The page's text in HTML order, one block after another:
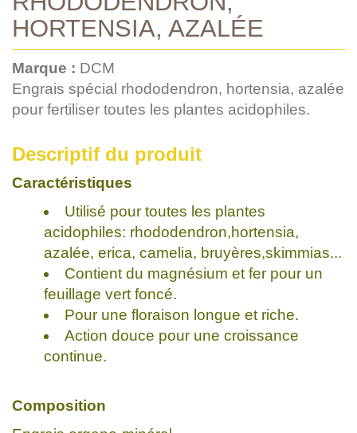
HORTENSIA, AZALÉE
Marque : DCM
Engrais spécial rhododendron, hortensia, azalée
pour fertiliser toutes les plantes acidophiles.
Descriptif du produit
Caractéristiques
Utilisé pour toutes les plantes
acidophiles: rhododendron,hortensia,
azalée, erica, camelia, bruyères,skimmias...
Contient du magnésium et fer pour un
feuillage vert foncé.
Pour une floraison longue et riche.
Action douce pour une croissance
continue.
Composition